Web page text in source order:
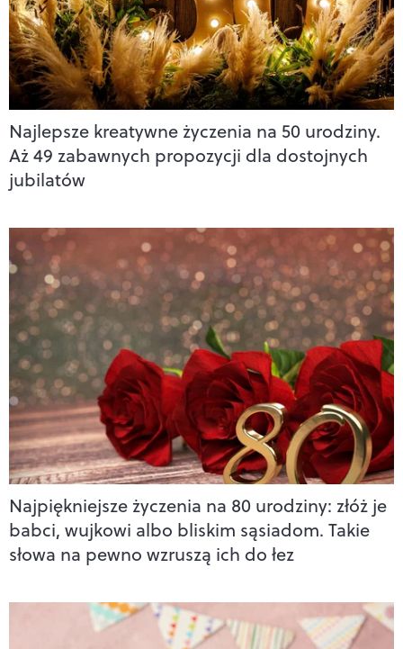
Najlepsze kreatywne życzenia na 50 urodziny.
Aż 49 zabawnych propozycji dla dostojnych
jubilatów
Najpiękniejsze życzenia na 80 urodziny: złóż je
babci, wujkowi albo bliskim sąsiadom. Takie
słowa na pewno wzruszą ich do łez